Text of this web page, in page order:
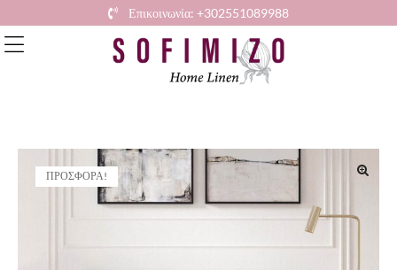
Επικοινωνία: +302551089988
ΠΡΟΣΦΟΡΆ!